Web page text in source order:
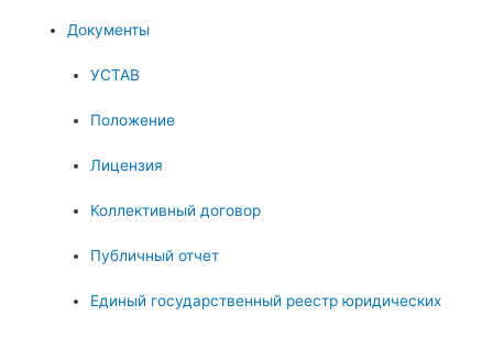
Документы
УСТАВ
Положение
Лицензия
Коллективный договор
Публичный отчет
Единый государственный реестр юридических